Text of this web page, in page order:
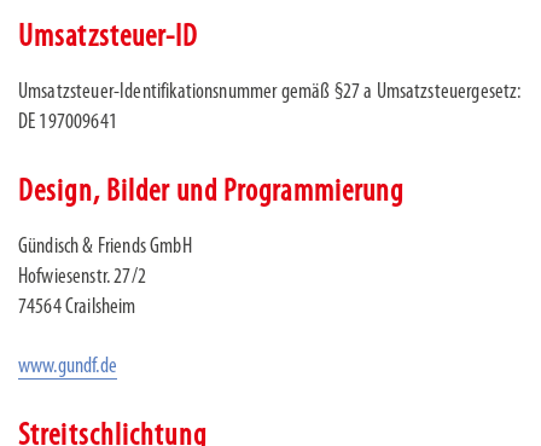
Umsatzsteuer-ID
Umsatzsteuer-Identifikationsnummer gemäß §27 a Umsatzsteuergesetz:
DE 197009641
Design, Bilder und Programmierung
Gündisch & Friends GmbH
Hofwiesenstr. 27/2
74564 Crailsheim
www.gundf.de
Streitschlichtung